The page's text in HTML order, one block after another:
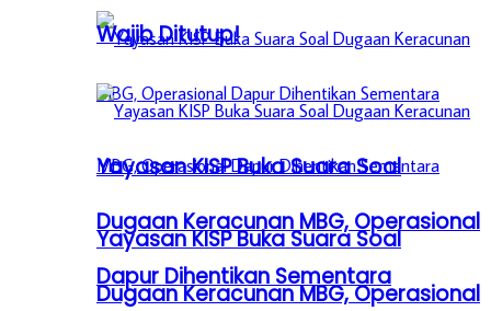
Yayasan KISP Buka Suara Soal
Dugaan Keracunan MBG, Operasional
Dapur Dihentikan Sementara
Wajib Ditutup!
Yayasan KISP Buka Suara Soal
Dugaan Keracunan MBG, Operasional